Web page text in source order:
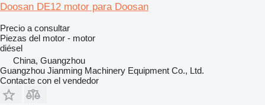
Doosan DE12 motor para Doosan
Precio a consultar
Piezas del motor - motor
diésel
China, Guangzhou
Guangzhou Jianming Machinery Equipment Co., Ltd.
Contacte con el vendedor